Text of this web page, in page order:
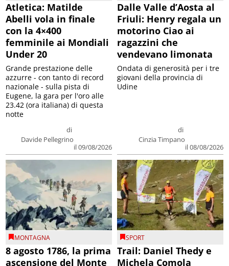
Atletica: Matilde
Abelli vola in finale
con la 4×400
femminile ai Mondiali
Under 20
di
Davide Pellegrino
il 09/08/2026
Grande prestazione delle
azzurre - con tanto di record
nazionale - sulla pista di
Eugene, la gara per l'oro alle
23.42 (ora italiana) di questa
notte
Dalle Valle d’Aosta al
Friuli: Henry regala un
motorino Ciao ai
ragazzini che
vendevano limonata
di
Cinzia Timpano
il 08/08/2026
Ondata di generosità per i tre
giovani della provincia di
Udine
MONTAGNA
8 agosto 1786, la prima
ascensione del Monte
SPORT
Trail: Daniel Thedy e
Michela Comola